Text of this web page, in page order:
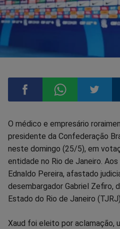
Compartilhar
no
Facebook
Compartilhar
no
Whatsapp
no
Twitter
O médico e empresário
presidente da Confederação
neste domingo (25/5), em
entidade no Rio de Janeiro.
Ednaldo Pereira, afastado
desembargador Gabriel Zefiro,
Estado do Rio de Janeiro
Xaud foi eleito por aclamação,